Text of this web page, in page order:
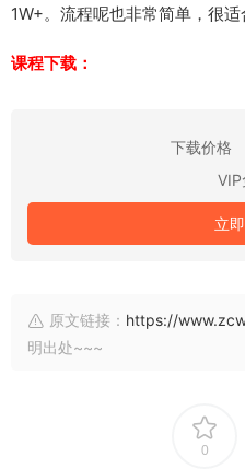
1W+。流程呢也非常简单，很适
课程下载：
下载价格
立
原文链接： https://
明出处~~~
0